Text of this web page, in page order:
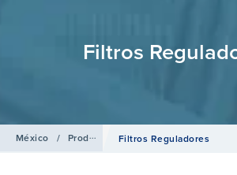
Filtros
México / Productos / Aire Comprimido
Filtros Reguladores